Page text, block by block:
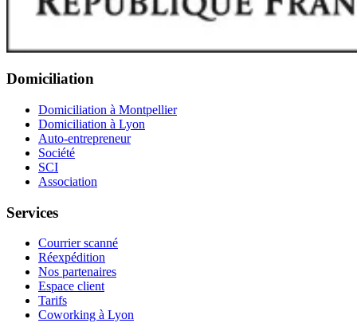
Domiciliation
Domiciliation à Montpellier
Domiciliation à Lyon
Auto-entrepreneur
Société
SCI
Association
Services
Courrier scanné
Réexpédition
Nos partenaires
Espace client
Tarifs
Coworking à Lyon